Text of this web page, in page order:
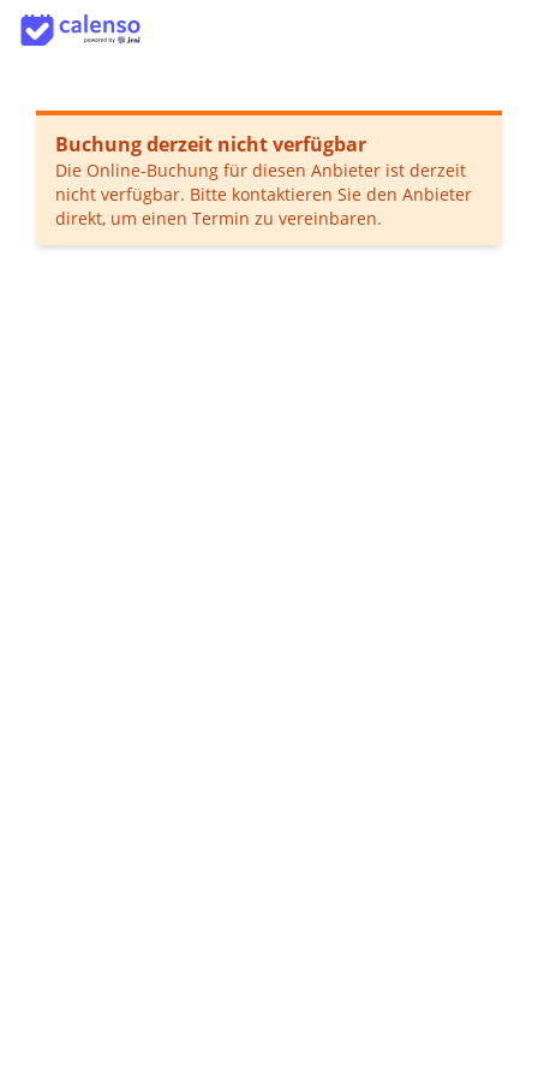
Buchung derzeit nicht verfügbar
Die Online-Buchung für diesen Anbieter ist derzeit
nicht verfügbar. Bitte kontaktieren Sie den Anbieter
direkt, um einen Termin zu vereinbaren.